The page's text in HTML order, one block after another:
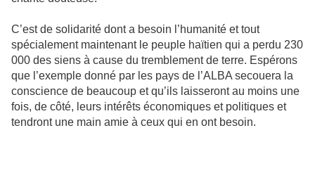
C’est de solidarité dont a besoin l’humanité et tout
spécialement maintenant le peuple haïtien qui a perdu 230
000 des siens à cause du tremblement de terre. Espérons
que l’exemple donné par les pays de l’ALBA secouera la
conscience de beaucoup et qu’ils laisseront au moins une
fois, de côté, leurs intérêts économiques et politiques et
tendront une main amie à ceux qui en ont besoin.